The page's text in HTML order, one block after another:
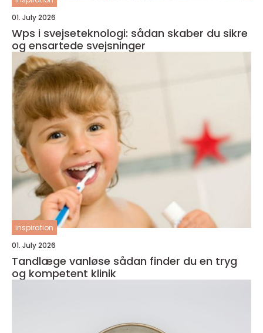
01. July 2026
Wps i svejseteknologi: sådan skaber du sikre
og ensartede svejsninger
inspiration
01. July 2026
Tandlæge vanløse sådan finder du en tryg
og kompetent klinik